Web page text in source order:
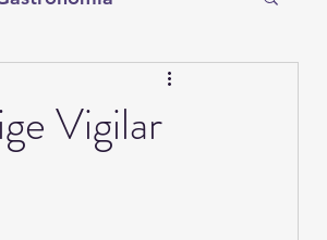
Torreón
Vigilar